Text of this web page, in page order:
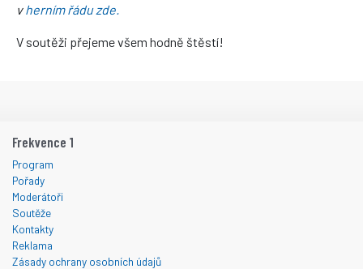
v herním řádu zde.
V soutěži přejeme všem hodně štěstí!
Frekvence 1
Program
Pořady
Moderátoři
Soutěže
Kontakty
Reklama
Zásady ochrany osobních údajů